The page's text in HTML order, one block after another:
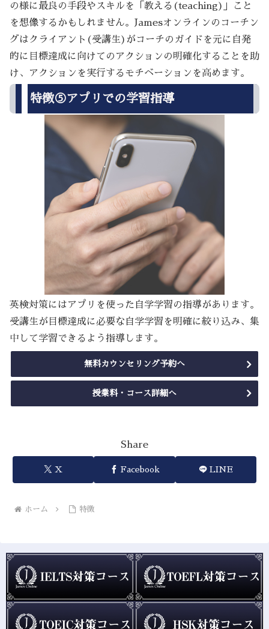
の様に最良の手段やスキルを「教える(teaching)」こと
を想像するかもしれません。Jamesオンラインのコーチン
グはクライアント(受講生)がコーチのガイドを元に自発
的に目標達成に向けてのアクションの明確化することを助
け、アクションを実行するモチベーションを高めます。
特徴⑤アプリでの学習指導
英検対策にはアプリを使った自学学習の指導があります。
受講生が目標達成に必要な自学学習を明確に絞り込み、集
中して学習できるよう指導します。
無料カウンセリング予約へ
授業料・コース詳細へ
Share
X Facebook LINE
ホーム 特徴